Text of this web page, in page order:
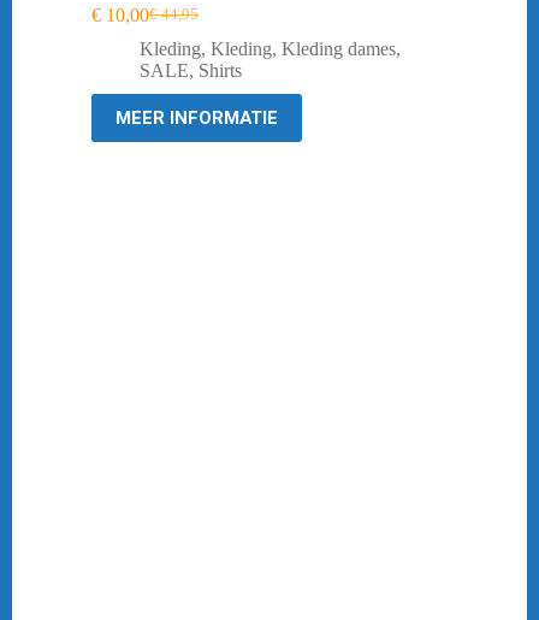
€44,95
Oorspronkelijke
prijs
was:
€ 10,00Huidige
prijs
is:
Kleding, Kleding, Kleding dames,
SALE, Shirts
MEER INFORMATIE